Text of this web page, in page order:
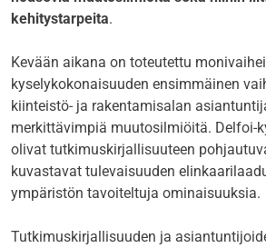
kehitystarpeita.
Kevään aikana on toteutettu
kyselykokonaisuuden ensimmäinen
kiinteistö- ja rakentamisalan
merkittävimpiä muutosilmiöitä. Delfoi-
olivat tutkimuskirjallisuuteen
kuvastavat tulevaisuuden
ympäristön tavoiteltuja ominaisuuksia.
Tutkimuskirjallisuuden ja